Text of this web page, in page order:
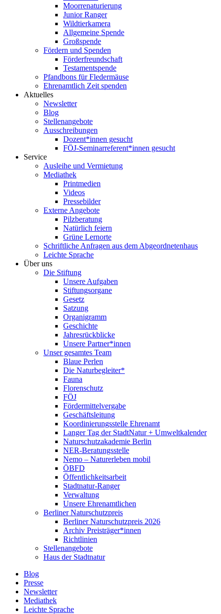
Moorrenaturierung
Junior Ranger
Wildtierkamera
Allgemeine Spende
Großspende
Fördern und Spenden
Förderfreundschaft
Testamentspende
Pfandbons für Fledermäuse
Ehrenamtlich Zeit spenden
Aktuelles
Newsletter
Blog
Stellenangebote
Ausschreibungen
Dozent*innen gesucht
FÖJ-Seminarreferent*innen gesucht
Service
Ausleihe und Vermietung
Mediathek
Printmedien
Videos
Pressebilder
Externe Angebote
Pilzberatung
Natürlich feiern
Grüne Lernorte
Schriftliche Anfragen aus dem Abgeordnetenhaus
Leichte Sprache
Über uns
Die Stiftung
Unsere Aufgaben
Stiftungsorgane
Gesetz
Satzung
Organigramm
Geschichte
Jahresrückblicke
Unsere Partner*innen
Unser gesamtes Team
Blaue Perlen
Die Naturbegleiter*
Fauna
Florenschutz
FÖJ
Fördermittelvergabe
Geschäftsleitung
Koordinierungsstelle Ehrenamt
Langer Tag der StadtNatur + Umweltkalender
Naturschutzakademie Berlin
NER-Beratungsstelle
Nemo – Naturerleben mobil
ÖBFD
Öffentlichkeitsarbeit
Stadtnatur-Ranger
Verwaltung
Unsere Ehrenamtlichen
Berliner Naturschutzpreis
Berliner Naturschutzpreis 2026
Archiv Preisträger*innen
Richtlinien
Stellenangebote
Haus der Stadtnatur
Blog
Presse
Newsletter
Mediathek
Leichte Sprache